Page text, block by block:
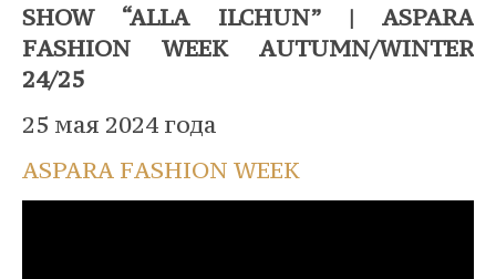
SHOW “ALLA ILCHUN” | ASPARA
FASHION WEEK AUTUMN/WINTER
24/25
25 мая 2024 года
ASPARA FASHION WEEK